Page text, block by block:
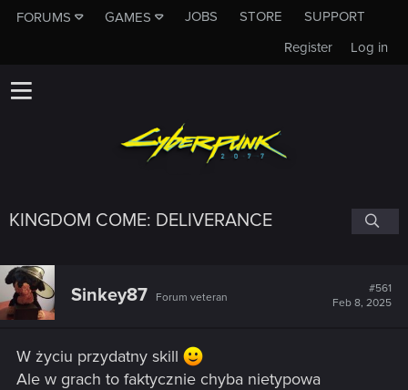
FORUMS GAMES JOBS STORE
SUPPORT
Log in
Register
KINGDOM COME: DELIVERANCE
Sinkey87 Forum veteran
#561
Feb 8, 2025
W życiu przydatny skill
Ale w grach to faktycznie chyba nietypowa